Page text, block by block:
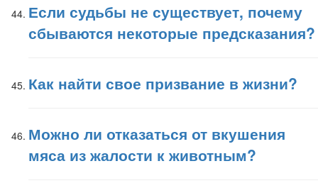
Если судьбы не существует, почему
сбываются некоторые предсказания?
Как найти свое призвание в жизни?
Можно ли отказаться от вкушения
мяса из жалости к животным?